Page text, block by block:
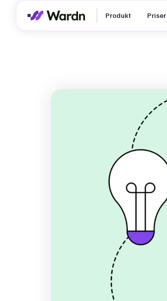
Produkt Priser
ESG
(Gratis
VSME
Download en gratis
hvordan du laver en
praktisk ESG template